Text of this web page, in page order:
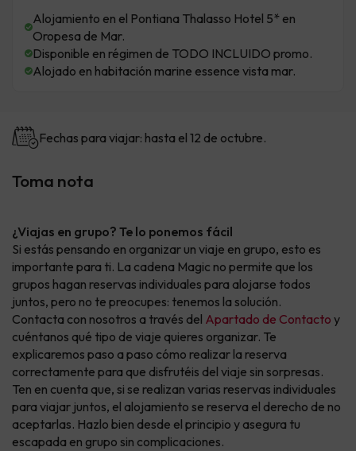
Alojamiento en el Pontiana Thalasso Hotel 5* en
Oropesa de Mar.
Disponible en régimen de TODO INCLUIDO promo.
Alojado en habitación marine essence vista mar.
Fechas para viajar: hasta el 12 de octubre.
Toma nota
¿Viajas en grupo? Te lo ponemos fácil
Si estás pensando en organizar un viaje en grupo, esto es
importante para ti. La cadena Magic no permite que los
grupos hagan reservas individuales para alojarse todos
juntos, pero no te preocupes: tenemos la solución.
Contacta con nosotros a través del Apartado de Contacto y
cuéntanos qué tipo de viaje quieres organizar. Te
explicaremos paso a paso cómo realizar la reserva
correctamente para que disfrutéis del viaje sin sorpresas.
Ten en cuenta que, si se realizan varias reservas individuales
para viajar juntos, el alojamiento se reserva el derecho de no
aceptarlas. Hazlo bien desde el principio y asegura tu
escapada en grupo sin complicaciones.